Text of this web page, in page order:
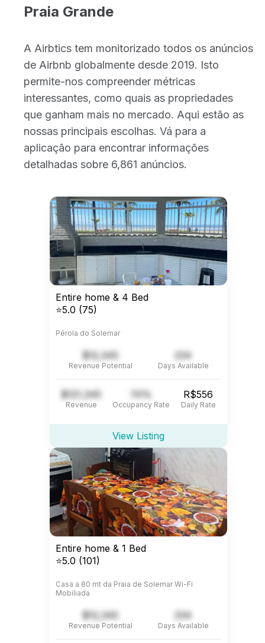
Praia Grande
A Airbtics tem monitorizado todos os anúncios
de Airbnb globalmente desde 2019. Isto
permite-nos compreender métricas
interessantes, como quais as propriedades
que ganham mais no mercado. Aqui estão as
nossas principais escolhas. Vá para a
aplicação para encontrar informações
detalhadas sobre 6,861 anúncios.
Entire home & 4 Bed
⭐5.0 (75)
Pérola do Solemar
$12,345
Revenue Potential
234
Days Available
$121,345
Revenue
74%
Occupancy Rate
R$556
Daily Rate
View Listing
Entire home & 1 Bed
⭐5.0 (101)
Casa a 80 mt da Praia de Solemar Wi-Fi
Mobiliada
$12,345
Revenue Potential
234
Days Available